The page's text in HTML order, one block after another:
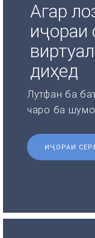
Агар
иҷораи
диҳед
Лутфан ба
чаро ба
ИҶОРАИ